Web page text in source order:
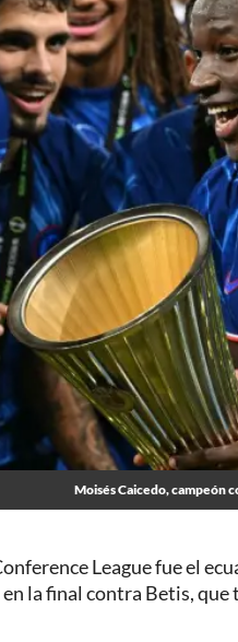
Moisés Caicedo, campeón
League fue el
la final contra Betis, que